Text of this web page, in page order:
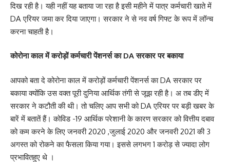
दिख रही है। यही नहीं यह बताया जा रहा है इसी महीने में पात्र कर्मचारी खाते में
DA एरियर जमा कर दिया जाएगा। सरकार ने से नव वर्ष गिफ्ट के रूप में लॉन्च
करना चाहती है।
कोरोना काल में करोड़ों कर्मचारी पेंशनर्स का DA सरकार पर बकाया
आपको बता दे कोरोना काल में करोड़ों कर्मचारी पेंशनर्स का DA सरकार पर
बकाया क्योंकि उस वक्त पूरी दुनिया आर्थिक तंगी से जूझ रही है। अ तब डीए में
सरकार ने कटौती की थी। तो चलिए आप सभी को DA एरियर पर बड़ी खबर के
बारें में बतातें हैं। कोविड -19 आर्थिक परेशानी के कारण सरकार को वित्तीय दबाव
को कम करने के लिए जनवरी 2020 ,जुलाई 2020 और जनवरी 2021 की 3
अगस्त को रोकने का फैसला किया गया। इससे लगभग 1 करोड़ से ज्यादा लोग
प्रभावितहुए थे ।